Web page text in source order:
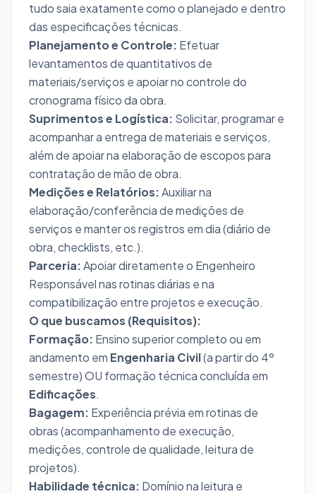
tudo saia exatamente como o planejado e dentro
das especificações técnicas.
Planejamento e Controle: Efetuar
levantamentos de quantitativos de
materiais/serviços e apoiar no controle do
cronograma físico da obra.
Suprimentos e Logística: Solicitar, programar e
acompanhar a entrega de materiais e serviços,
além de apoiar na elaboração de escopos para
contratação de mão de obra.
Medições e Relatórios:Auxiliar na
elaboração/conferência de medições de
serviços e manter os registros em dia (diário de
obra, checklists, etc.).
Parceria:Apoiar diretamente o Engenheiro
Responsável nas rotinas diárias e na
compatibilização entre projetos e execução.
O que buscamos (Requisitos):
Formação: Ensino superior completo ou em
andamento em Engenharia Civil(a partir do 4º
semestre) OU formação técnica concluída em
Edificações.
Bagagem: Experiência prévia em rotinas de
obras (acompanhamento de execução,
medições, controle de qualidade, leitura de
projetos).
Habilidade técnica: Domínio na leitura e